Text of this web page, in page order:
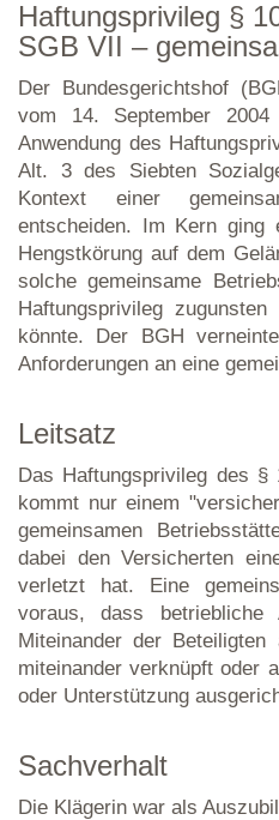
Haftungsprivileg §
SGB VII –
Der Bundesgerichtshof
vom 14. September
Anwendung des
Alt. 3 des Siebten
Kontext einer
entscheiden. Im Kern
Hengstkörung auf dem
solche gemeinsame
Haftungsprivileg
könnte. Der BGH
Anforderungen an eine
Leitsatz
Das Haftungsprivileg des
kommt nur einem
gemeinsamen
dabei den Versicherten
verletzt hat. Eine
voraus, dass betriebliche
Miteinander der Beteiligten
miteinander verknüpft oder
oder Unterstützung
Sachverhalt
Die Klägerin war als